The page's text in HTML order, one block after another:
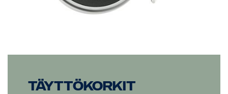
Täyttökorkit